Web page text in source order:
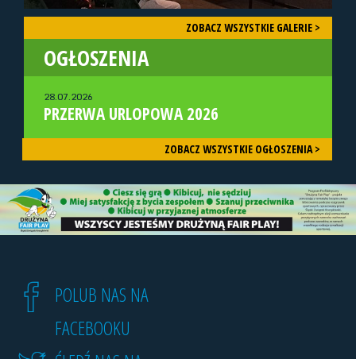
ZOBACZ WSZYSTKIE GALERIE >
OGŁOSZENIA
28.07.2026
PRZERWA URLOPOWA 2026
ZOBACZ WSZYSTKIE OGŁOSZENIA >
POLUB NAS NA
FACEBOOKU